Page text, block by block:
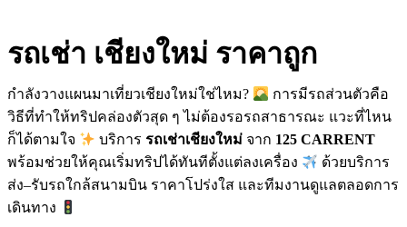
รถเช่า เชียงใหม่ ราคาถูก
กำลังวางแผนมาเที่ยวเชียงใหม่ใช่ไหม?
การมีรถส่วนตัวคือ
วิธีที่ทำให้ทริปคล่องตัวสุด ๆ ไม่ต้องรอรถสาธารณะ แวะที่ไหน
ก็ได้ตามใจ
บริการรถเช่าเชียงใหม่ จาก 125 CARRENT
พร้อมช่วยให้คุณเริ่มทริปได้ทันทีตั้งแต่ลงเครื่อง
ด้วยบริการ
ส่ง–รับรถใกล้สนามบิน ราคาโปร่งใส และทีมงานดูแลตลอดการ
เดินทาง